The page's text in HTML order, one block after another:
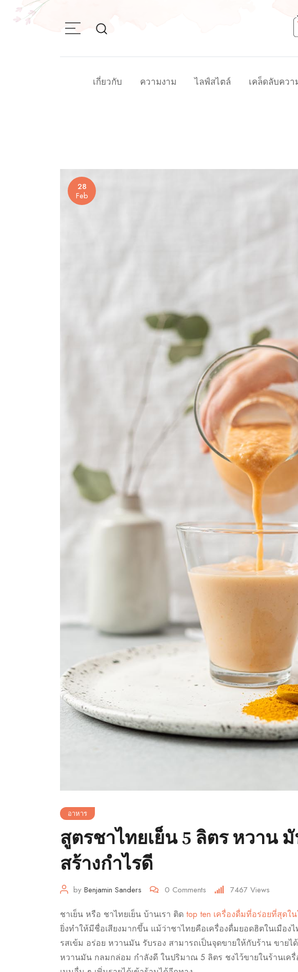
เกี่ยวกับ ความงาม ไลฟ์สไตล์ เคล็ดลับควา
28
Feb
อาหาร
สูตรชาไทยเย็น 5 ลิตร หวาน
สร้างกำไรดี
by Benjamin Sanders 0 Comments 7467 Views
ชาเย็น หรือ ชาไทยเย็น บ้านเรา ติด top ten เครื่องดื่มที่อร่อยที่สุดใ
ยิ่งทำให้มีชื่อเสียงมากขึ้น แม้ว่าชาไทยคือเครื่องดื่มยอดฮิตในเมือ
รสเข้ม อร่อย หวานมัน รับรอง สามารถเป็นจุดขายให้กับร้าน ขายไ
หวานมัน กลมกล่อม กำลังดี ในปริมาณ 5 ลิตร ชงไว้ขายในร้านเครื่